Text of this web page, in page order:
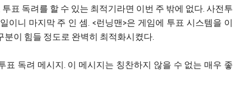
표 독려를 할 수 있는 최적기라면 이번 주 밖에 없다. 사전투
이니 마지막 주 인 셈. <런닝맨>은 게임에 투표 시스템을 이
이 힘들 정도로 완벽히 최적화시켰다.
표 독려 메시지. 이 메시지는 칭찬하지 않을 수 없는 매우 좋